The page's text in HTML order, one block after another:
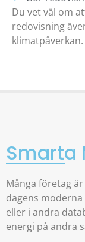
Du vet väl om
redovisning
klimatpåverkan.
Smarta
Många företag
dagens
eller i andra
energi på andra